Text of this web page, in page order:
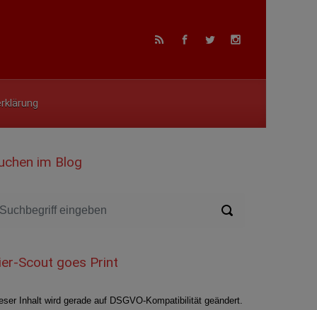
im Blog
Scout goes Print
Inhalt wird gerade auf DSGVO-Kompatibilität geändert.